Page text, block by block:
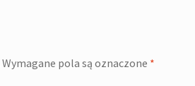
Wymagane pola są oznaczone *